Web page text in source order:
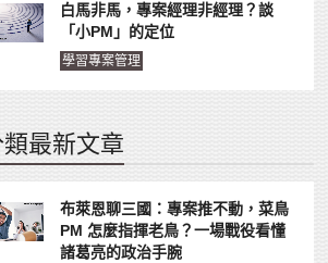
白馬非馬，專案經理非經理？談
「小PM」的定位
學習專案管理
最新文章
布萊恩聊三國：專案推不動，菜鳥
PM 怎麼指揮老鳥？一場戰役看懂
諸葛亮的政治手腕